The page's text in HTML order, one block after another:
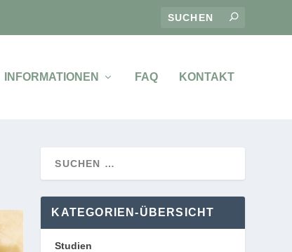
INFORMATIONEN FAQ KONTAKT
KATEGORIEN-ÜBERSICHT
Studien